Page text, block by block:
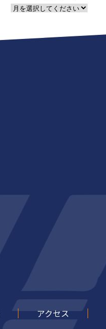
アクセス